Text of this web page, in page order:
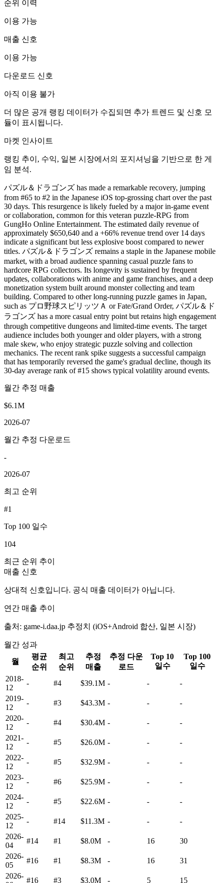
순위 이력
이용 가능
매출 신호
이용 가능
다운로드 신호
아직 이용 불가
더 많은 공개 랭킹 데이터가 수집되면 추가 트렌드 및 신호 모
듈이 표시됩니다.
마켓 인사이트
랭킹 추이, 수익, 일본 시장에서의 포지셔닝을 기반으로 한 게
임 분석.
パズル＆ドラゴンズ has made a remarkable recovery, jumping
from #65 to #2 in the Japanese iOS top-grossing chart over the past
30 days. This resurgence is likely fueled by a major in-game event
or collaboration, common for this veteran puzzle-RPG from
GungHo Online Entertainment. The estimated daily revenue of
approximately $650,640 and a +66% revenue trend over 14 days
indicate a significant but less explosive boost compared to newer
titles. パズル＆ドラゴンズ remains a staple in the Japanese mobile
market, with a broad audience spanning casual puzzle fans to
hardcore RPG collectors. Its longevity is sustained by frequent
updates, collaborations with anime and game franchises, and a deep
monetization system built around monster collecting and team
building. Compared to other long-running puzzle games in Japan,
such as プロ野球スピリッツＡ or Fate/Grand Order, パズル＆ド
ラゴンズ has a more casual entry point but retains high engagement
through competitive dungeons and limited-time events. The target
audience includes both younger and older players, with a strong
male skew, who enjoy strategic puzzle solving and collection
mechanics. The recent rank spike suggests a successful campaign
that has temporarily reversed the game's gradual decline, though its
30-day average rank of #15 shows typical volatility around events.
월간 추정 매출
$6.1M
2026-07
월간 추정 다운로드
-
2026-07
최고 순위
#1
Top 100 일수
104
최근 순위 추이
매출 신호
상대적 신호입니다. 공식 매출 데이터가 아닙니다.
연간 매출 추이
출처: game-i.daa.jp 추정치 (iOS+Android 합산, 일본 시장)
월간 성과
월
평균
순위
최고
순위
추정
매출
추정 다운
로드
Top 10
일수
Top 100
일수
2018-
12
- #4 $39.1M - -
-
2019-
12
- #3 $43.3M - -
-
2020-
12
- #4 $30.4M - -
-
2021-
12
- #5 $26.0M - -
-
2022-
12
- #5 $32.9M - -
-
2023-
12
- #6 $25.9M - -
-
2024-
12
- #5 $22.6M - -
-
2025-
12
- #14 $11.3M - -
-
2026-
04
#14 #1 $8.0M - 16
30
2026-
05
#16 #1 $8.3M - 16
31
2026-
#16 #3 $3.0M - 5 15